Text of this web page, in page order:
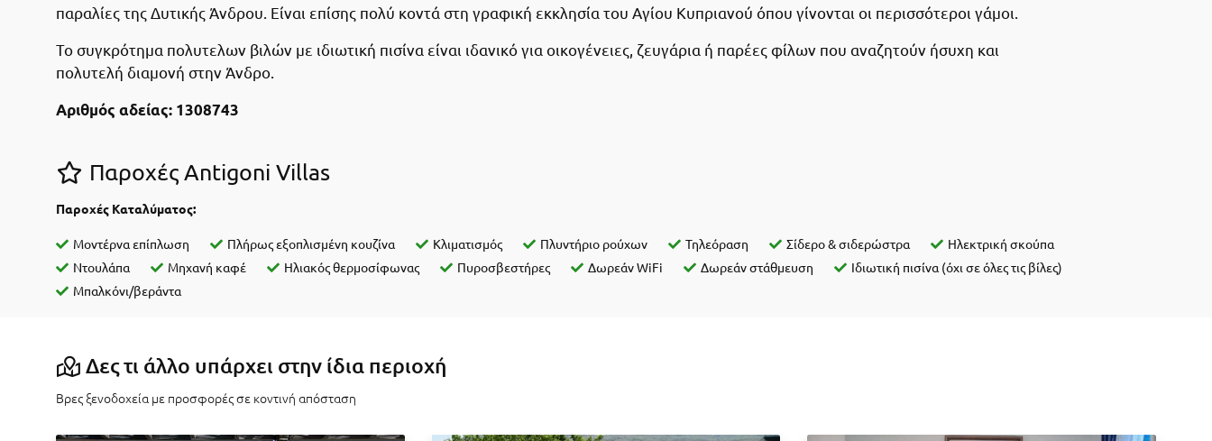
παραλίες της Δυτικής Άνδρου. Είναι επίσης πολύ κοντά στη γραφική εκκλησία του Αγίου Κυπριανού όπου γίνονται οι περισσότεροι γάμοι.
Το συγκρότημα πολυτελων βιλών με ιδιωτική πισίνα είναι ιδανικό για οικογένειες, ζευγάρια ή παρέες φίλων που αναζητούν ήσυχη και
πολυτελή διαμονή στην Άνδρο.
Αριθμός αδείας: 1308743
Παροχές Antigoni Villas
Παροχές Καταλύματος:
Μοντέρνα επίπλωση Πλήρως εξοπλισμένη κουζίνα Κλιματισμός Πλυντήριο ρούχων Τηλεόραση Σίδερο & σιδερώστρα
Ηλεκτρική σκούπα
Ντουλάπα
Μηχανή καφέ Ηλιακός θερμοσίφωνας Πυροσβεστήρες Δωρεάν WiFi Δωρεάν στάθμευση
Ιδιωτική πισίνα (όχι σε όλες τις βίλες)
Μπαλκόνι/βεράντα
Δες τι άλλο υπάρχει στην ίδια περιοχή
Βρες ξενοδοχεία με προσφορές σε κοντινή απόσταση